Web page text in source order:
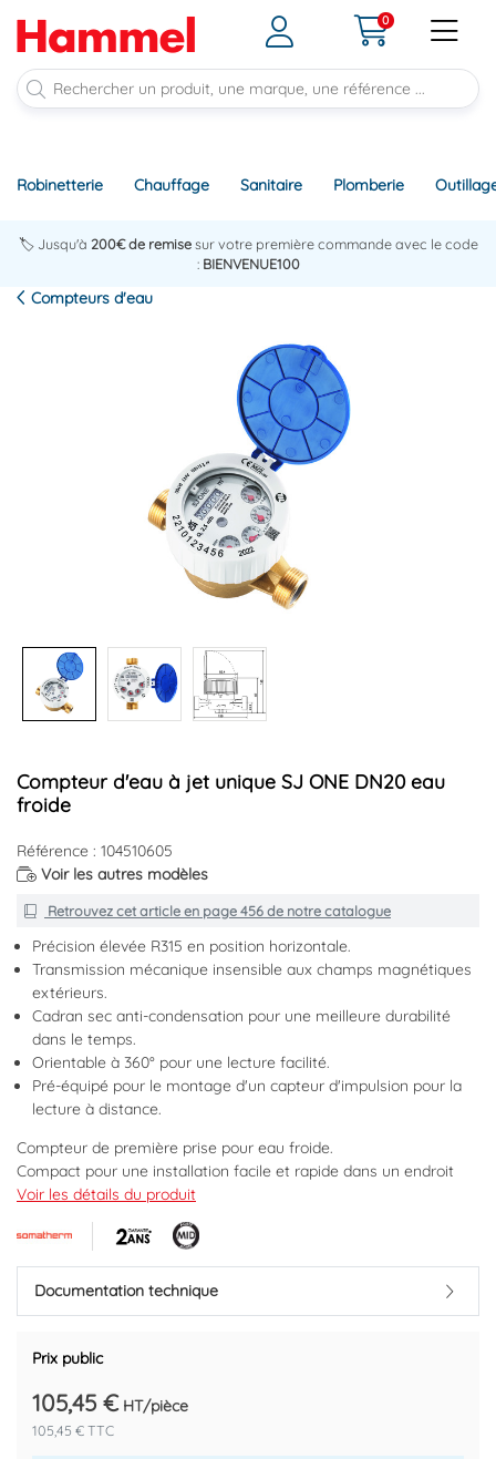
0
Robinetterie Chauffage Sanitaire Plomberie
🏷️ Jusqu'à 200€ de remisesur votre première commande avec le code
: BIENVENUE100
Compteurs d'eau
Compteur d'eau à jet unique SJ ONE DN20 eau
froide
Référence : 104510605
Voir les autres modèles
Retrouvez cet article en page 456de notre catalogue
Précision élevée R315 en position horizontale.
Transmission mécanique insensible aux champs magnétiques
extérieurs.
Cadran sec anti-condensation pour une meilleure durabilité
dans le temps.
Orientable à 360° pour une lecture facilité.
Pré-équipé pour le montage d'un capteur d'impulsion pour la
lecture à distance.
Compteur de première prise pour eau froide.
Compact pour une installation facile et rapide dans un endroit
restreint.
Mâle 1".
Conforme norme CE2004/22 MID et norme Européenne EN
14154.
Hautes performances de précision de Classe R315 position
Classe R100 position verticale.
Cadran sec et à rouleaux protégés pour une meilleure durabilité
dans le temps.
Voir les détails du produit
Documentation technique
Prix public
105,45 € HT/pièce
105,45 € TTC